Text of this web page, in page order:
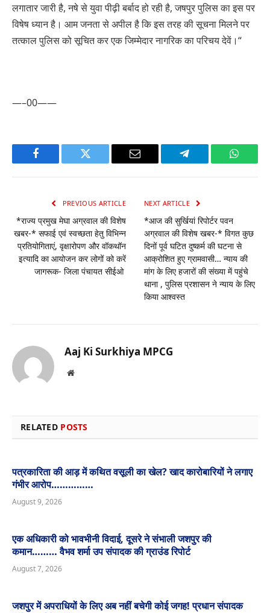
लगातार जारी है, नषे से युवा पीढ़ी बर्बाद हो रही है, जषपुर पुलिस का इस पर
विषेष ध्यान है। आम जनता से अपील है कि इस तरह की सूचना मिलने पर
तत्काल पुलिस को सूचित कर एक जिम्मेदार नागरिक का परिचय देवें।“
—–00——
Facebook Twitter Email Telegram
PREVIOUS ARTICLE
*राज्य प्रमुख मेघा अग्रवाल की विशेष
खबर-* सफाई एवं स्वच्छता हेतु विभिन्न
प्रतियोगिताएं, वृक्षारोपण और वॉकथॉन
इत्यादि का आयोजन कर लोगों को करें
जागरूक- जिला पंचायत सीईओ
NEXT ARTICLE
*आज की सुर्खियां रिपोर्टर पवन
अग्रवाल की विशेष खबर-* विगत कुछ
दिनों पूर्व घटित दुष्कर्म की घटना से
आक्रोशित हुए ग्रामवासी… न्याय की
मांग के लिए हजारों की संख्या में पहुंचे
थाना , पुलिस प्रशासन ने न्याय के लिए
किया आश्वस्त
Aaj Ki Surkhiya MPCG
Website
RELATED POSTS
पत्रकारिता की आड़ में कथित वसूली का खेल? खाद कारोबारियों ने लगाए
गंभीर आरोप……………
August 9, 2026
एक अधिकारी को भावभीनी विदाई, दूसरे ने संभाली जशपुर की
कमान……… वैभव शर्मा उप संपादक की ग्राउंड रिपोर्ट
August 7, 2026
जशपुर में अपराधियों के लिए अब नहीं बचेगी कोई जगह! प्रधान संपादक